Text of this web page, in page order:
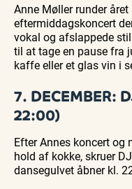
Anne Møller runder
eftermiddagskoncert
vokal og afslappede
til at tage en pause fra
kaffe eller et glas vin i
7. DECEMBER:
22:00)
Efter Annes koncert og
hold af kokke, skruer
dansegulvet åbner kl.